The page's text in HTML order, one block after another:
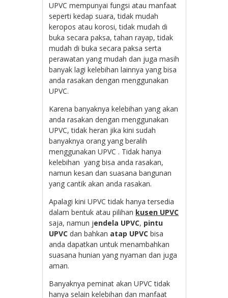
UPVC mempunyai fungsi atau manfaat
seperti kedap suara, tidak mudah
keropos atau korosi, tidak mudah di
buka secara paksa, tahan rayap, tidak
mudah di buka secara paksa serta
perawatan yang mudah dan juga masih
banyak lagi kelebihan lainnya yang bisa
anda rasakan dengan menggunakan
UPVC.
Karena banyaknya kelebihan yang akan
anda rasakan dengan menggunakan
UPVC, tidak heran jika kini sudah
banyaknya orang yang beralih
menggunakan UPVC . Tidak hanya
kelebihan yang bisa anda rasakan,
namun kesan dan suasana bangunan
yang cantik akan anda rasakan.
Apalagi kini UPVC tidak hanya tersedia
dalam bentuk atau pilihan kusen UPVC
saja, namun jendela UPVC, pintu
UPVC dan bahkan atap UPVC bisa
anda dapatkan untuk menambahkan
suasana hunian yang nyaman dan juga
aman.
Banyaknya peminat akan UPVC tidak
hanya selain kelebihan dan manfaat